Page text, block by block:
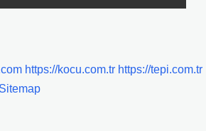
https://kocu.com.tr https://tepi.com.tr
Sitemap